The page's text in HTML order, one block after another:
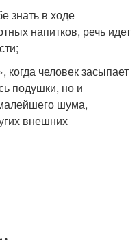
знать в ходе
напитков, речь идет
человек засыпает
подушки, но и
шума,
внешних